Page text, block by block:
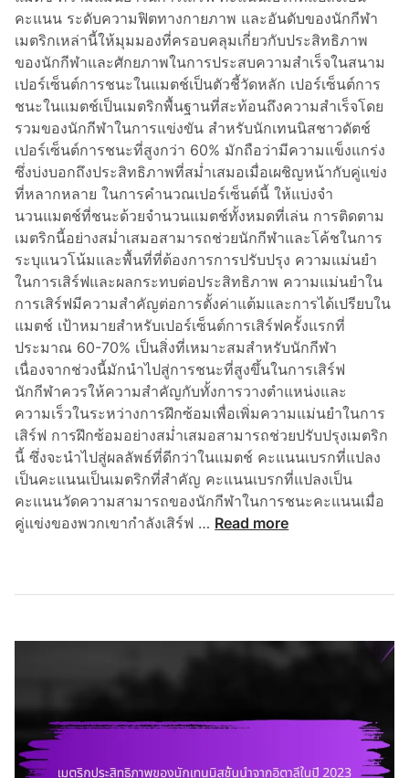
ซี
ย
คะแนน ระดับความฟิตทางกายภาพ และอันดับของนักกีฬา
เมตริกเหล่านี้ให้มุมมองที่ครอบคลุมเกี่ยวกับประสิทธิภาพ
ของนักกีฬาและศักยภาพในการประสบความสำเร็จในสนาม
เปอร์เซ็นต์การชนะในแมตช์เป็นตัวชี้วัดหลัก เปอร์เซ็นต์การ
ชนะในแมตช์เป็นเมตริกพื้นฐานที่สะท้อนถึงความสำเร็จโดย
รวมของนักกีฬาในการแข่งขัน สำหรับนักเทนนิสชาวดัตช์
เปอร์เซ็นต์การชนะที่สูงกว่า 60% มักถือว่ามีความแข็งแกร่ง
ซึ่งบ่งบอกถึงประสิทธิภาพที่สม่ำเสมอเมื่อเผชิญหน้ากับคู่แข่ง
ที่หลากหลาย ในการคำนวณเปอร์เซ็นต์นี้ ให้แบ่งจำ
นวนแมตช์ที่ชนะด้วยจำนวนแมตช์ทั้งหมดที่เล่น การติดตาม
เมตริกนี้อย่างสม่ำเสมอสามารถช่วยนักกีฬาและโค้ชในการ
ระบุแนวโน้มและพื้นที่ที่ต้องการการปรับปรุง ความแม่นยำ
ในการเสิร์ฟและผลกระทบต่อประสิทธิภาพ ความแม่นยำใน
การเสิร์ฟมีความสำคัญต่อการตั้งค่าแต้มและการได้เปรียบใน
แมตช์ เป้าหมายสำหรับเปอร์เซ็นต์การเสิร์ฟครั้งแรกที่
ประมาณ 60-70% เป็นสิ่งที่เหมาะสมสำหรับนักกีฬา
เนื่องจากช่วงนี้มักนำไปสู่การชนะที่สูงขึ้นในการเสิร์ฟ
นักกีฬาควรให้ความสำคัญกับทั้งการวางตำแหน่งและ
ความเร็วในระหว่างการฝึกซ้อมเพื่อเพิ่มความแม่นยำในการ
เสิร์ฟ การฝึกซ้อมอย่างสม่ำเสมอสามารถช่วยปรับปรุงเมตริก
นี้ ซึ่งจะนำไปสู่ผลลัพธ์ที่ดีกว่าในแมตช์ คะแนนเบรกที่แปลง
เป็นคะแนนเป็นเมตริกที่สำคัญ คะแนนเบรกที่แปลงเป็น
คะแนนวัดความสามารถของนักกีฬาในการชนะคะแนนเมื่อ
คู่แข่งของพวกเขากำลังเสิร์ฟ … ร
ต
จ
Read more